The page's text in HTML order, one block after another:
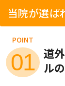
当院が選ば
POINT
01 道
ル